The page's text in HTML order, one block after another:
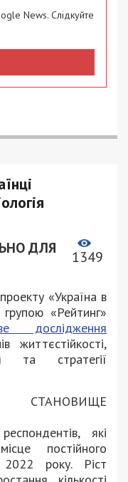
News. Слідкуйте
ДЛЯ
1349
«Україна в
групою «Рейтинг»
дослідження
життєстійкості,
та стратегії
СТАНОВИЩЕ
які
постійного
року. Ріст